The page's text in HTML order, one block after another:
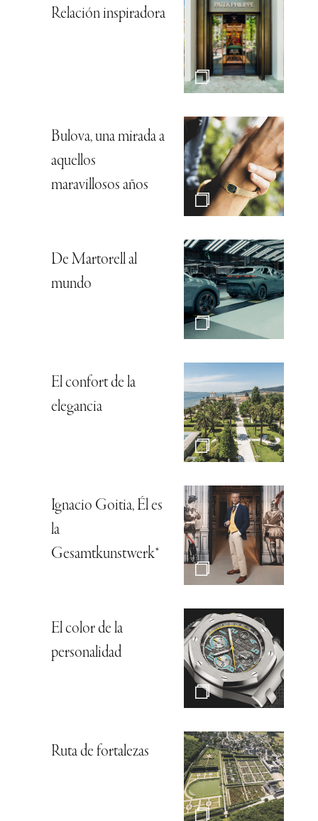
Relación inspiradora
Bulova, una mirada a
aquellos
maravillosos años
De Martorell al
mundo
El confort de la
elegancia
Ignacio Goitia, Él es
la
Gesamtkunstwerk*
El color de la
personalidad
Ruta de fortalezas